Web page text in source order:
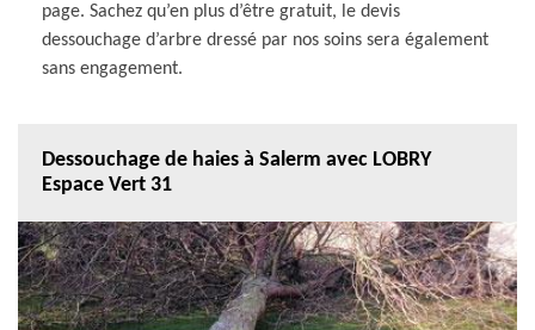
page. Sachez qu’en plus d’être gratuit, le devis
dessouchage d’arbre dressé par nos soins sera également
sans engagement.
Dessouchage de haies à Salerm avec LOBRY
Espace Vert 31